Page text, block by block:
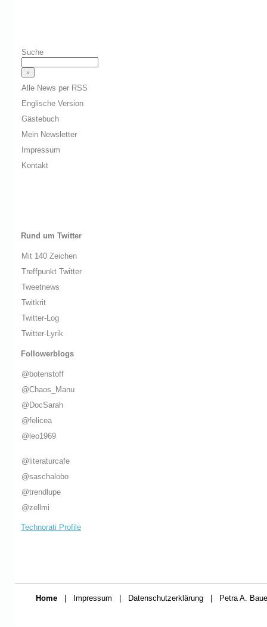
Suche
Alle News per RSS
Englische Version
Gästebuch
Mein Newsletter
Impressum
Kontakt
Rund um Twitter
Mit 140 Zeichen
Treffpunkt Twitter
Tweetnews
Twitkrit
Twitter-Log
Twitter-Lyrik
Followerblogs
@botenstoff
@Chaos_Manu
@DocSarah
@felicea
@leo1969
@literaturcafe
@saschalobo
@trendlupe
@zellmi
Technorati Profile
Home Impressum Datenschutzerklärung Petra A.